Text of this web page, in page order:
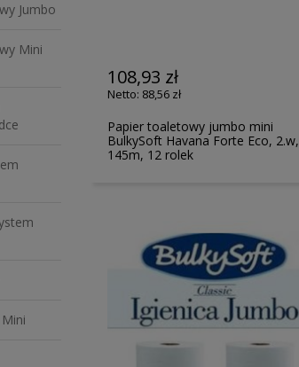
108,93 zł
88,56 zł
Papier toaletowy jumbo mini
BulkySoft Havana Forte Eco, 2.w,
145m, 12 rolek
Jumbo
Mini